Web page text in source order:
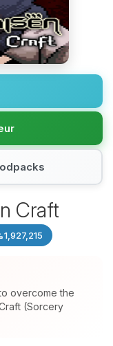
Craft
1,927,215
overcome the
(Sorcery